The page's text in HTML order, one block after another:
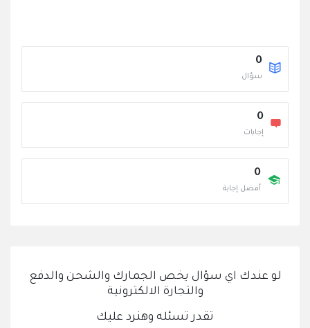
0
سؤال
0
‫إجابات
0
أفضل إجابة
لو عندك اي سؤال يخص الجمارك والشحن والدفع
والتجارة الالكترونية
تقدر تسئله وهنرد عليك